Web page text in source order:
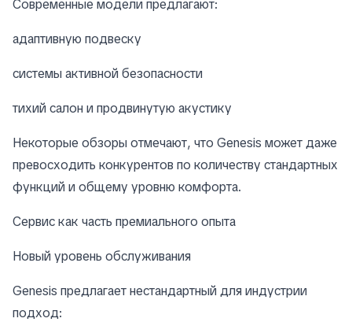
Современные модели предлагают:
адаптивную подвеску
системы активной безопасности
тихий салон и продвинутую акустику
Некоторые обзоры отмечают, что Genesis может даже
превосходить конкурентов по количеству стандартных
функций и общему уровню комфорта.
Сервис как часть премиального опыта
Новый уровень обслуживания
Genesis предлагает нестандартный для индустрии
подход: